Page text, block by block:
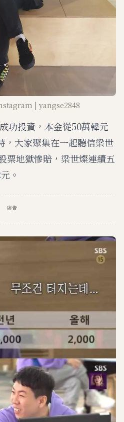
| yangse2848
功投資，本金從50萬韓元
，大家聚集在一起聽信梁世
票地獄慘賠，梁世燦連續五
。
廣告